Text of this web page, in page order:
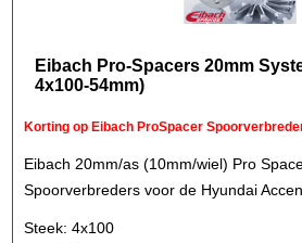
Eibach Pro-Spacers 20mm
4x100-54mm)
Korting op Eibach ProSpacer
Eibach 20mm/as (10mm/wiel) Pro
Spoorverbreders voor de Hyundai
Steek: 4x100